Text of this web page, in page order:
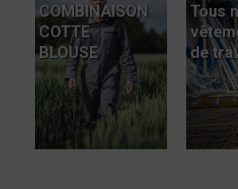
COMBINAISON
COTTE
BLOUSE
Tous
de